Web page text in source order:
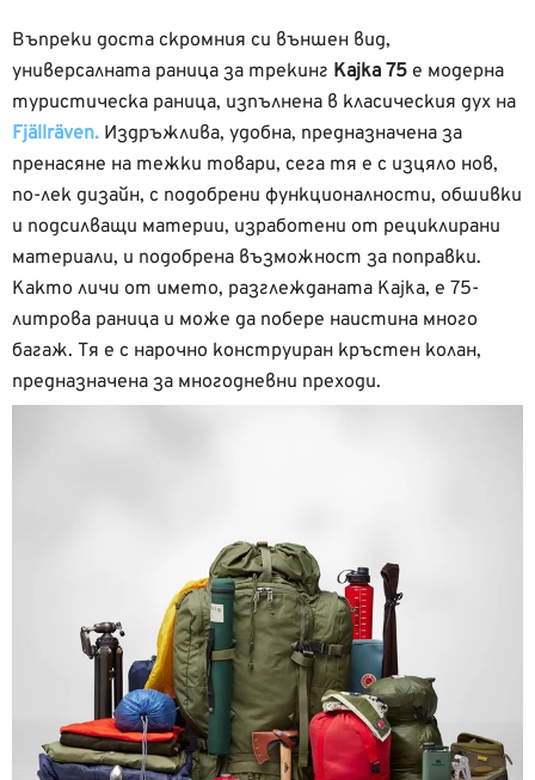
Въпреки доста скромния си външен вид,
универсалната раница за трекинг Kajka 75 е модерна
туристическа раница, изпълнена в класическия дух на
Fjällräven. Издръжлива, удобна, предназначена за
пренасяне на тежки товари, сега тя е с изцяло нов,
по-лек дизайн, с подобрени функционалности, обшивки
и подсилващи материи, изработени от рециклирани
материали, и подобрена възможност за поправки.
Както личи от името, разглежданата Kajka, е 75-
литрова раница и може да побере наистина много
багаж. Тя е с нарочно конструиран кръстен колан,
предназначена за многодневни преходи.